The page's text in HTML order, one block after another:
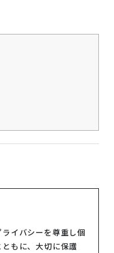
イバシーを尊重し個
もに、大切に保護